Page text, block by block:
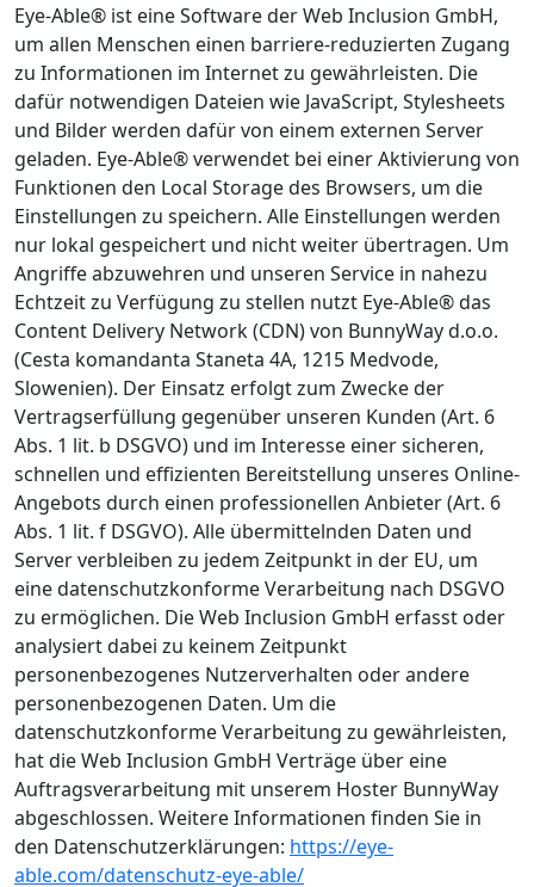
Eye-Able® ist eine Software der Web Inclusion GmbH,
um allen Menschen einen barriere-reduzierten Zugang
zu Informationen im Internet zu gewährleisten. Die
dafür notwendigen Dateien wie JavaScript, Stylesheets
und Bilder werden dafür von einem externen Server
geladen. Eye-Able® verwendet bei einer Aktivierung von
Funktionen den Local Storage des Browsers, um die
Einstellungen zu speichern. Alle Einstellungen werden
nur lokal gespeichert und nicht weiter übertragen. Um
Angriffe abzuwehren und unseren Service in nahezu
Echtzeit zu Verfügung zu stellen nutzt Eye-Able® das
Content Delivery Network (CDN) von BunnyWay d.o.o.
(Cesta komandanta Staneta 4A, 1215 Medvode,
Slowenien). Der Einsatz erfolgt zum Zwecke der
Vertragserfüllung gegenüber unseren Kunden (Art. 6
Abs. 1 lit. b DSGVO) und im Interesse einer sicheren,
schnellen und effizienten Bereitstellung unseres Online-
Angebots durch einen professionellen Anbieter (Art. 6
Abs. 1 lit. f DSGVO). Alle übermittelnden Daten und
Server verbleiben zu jedem Zeitpunkt in der EU, um
eine datenschutzkonforme Verarbeitung nach DSGVO
zu ermöglichen. Die Web Inclusion GmbH erfasst oder
analysiert dabei zu keinem Zeitpunkt
personenbezogenes Nutzerverhalten oder andere
personenbezogenen Daten. Um die
datenschutzkonforme Verarbeitung zu gewährleisten,
hat die Web Inclusion GmbH Verträge über eine
Auftragsverarbeitung mit unserem Hoster BunnyWay
abgeschlossen. Weitere Informationen finden Sie in
den Datenschutzerklärungen: https://eye-
able.com/datenschutz-eye-able/